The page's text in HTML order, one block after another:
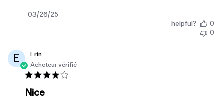
Date
03/26/25
helpful?
0
0
E
Erin
Acheteur vérifié
Nice